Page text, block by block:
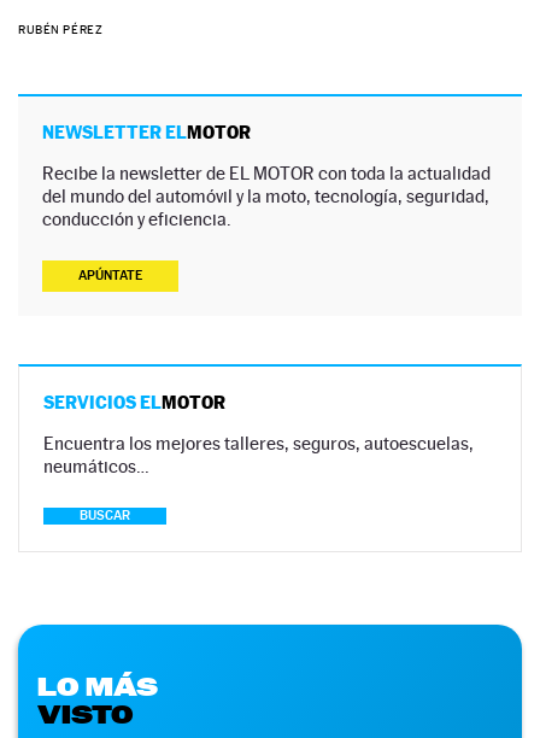
RUBÉN PÉREZ
NEWSLETTER ELMOTOR
Recibe la newsletter de EL MOTOR con toda la actualidad
del mundo del automóvil y la moto, tecnología, seguridad,
conducción y eficiencia.
APÚNTATE
SERVICIOS ELMOTOR
Encuentra los mejores talleres, seguros, autoescuelas,
neumáticos…
BUSCAR
LO MÁS
VISTO